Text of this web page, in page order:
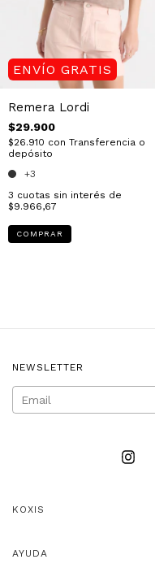
ENVÍO GRATIS
Remera Lordi
$29.900
$26.910 con Transferencia o
depósito
+3
3 cuotas sin interés de
$9.966,67
COMPRAR
NEWSLETTER
KOXIS
AYUDA